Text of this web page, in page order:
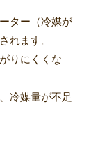
ター（冷媒が
れます。
りにくくな
冷媒量が不足